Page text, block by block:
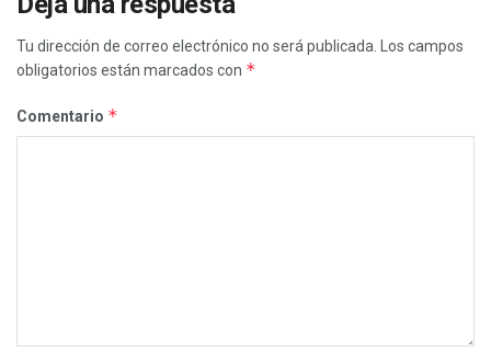
Tu dirección de correo electrónico no será publicada.
Los campos
obligatorios están marcados con *
Comentario *